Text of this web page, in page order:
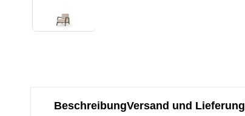
BeschreibungVersand und Lieferung